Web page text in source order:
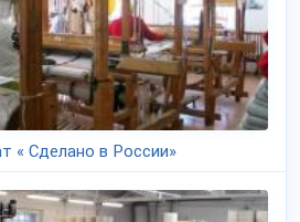
« Сделано в России»